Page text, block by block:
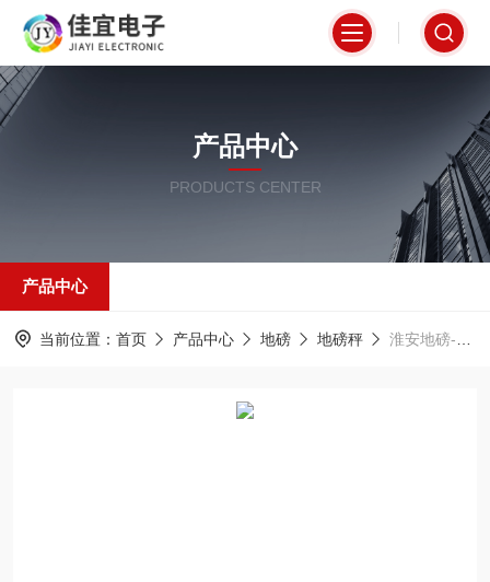
产品中心
PRODUCTS CENTER
产品中心
当前位置： 首页 产品中心 地磅 地磅秤 淮安地磅-60吨地磅-德清地磅【佳宜电子】